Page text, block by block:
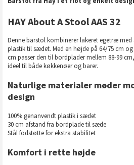
HAY About A Stool AAS 32
Denne barstol kombinerer lakeret egetræ
plastik til sædet. Med en højde på 64/75 cm og
cm passer den til bordplader mellem 88-99
ideel til både køkkenøer og barer.
Naturlige materialer møder
design
100% genanvendt plastik i sædet
30 cm afstand fra bordplade til sæde
Stål fodstøtte for ekstra stabilitet
Komfort i rette højde